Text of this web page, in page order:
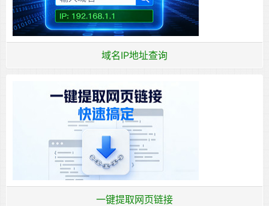
域名IP地址查询
一键提取网页链接